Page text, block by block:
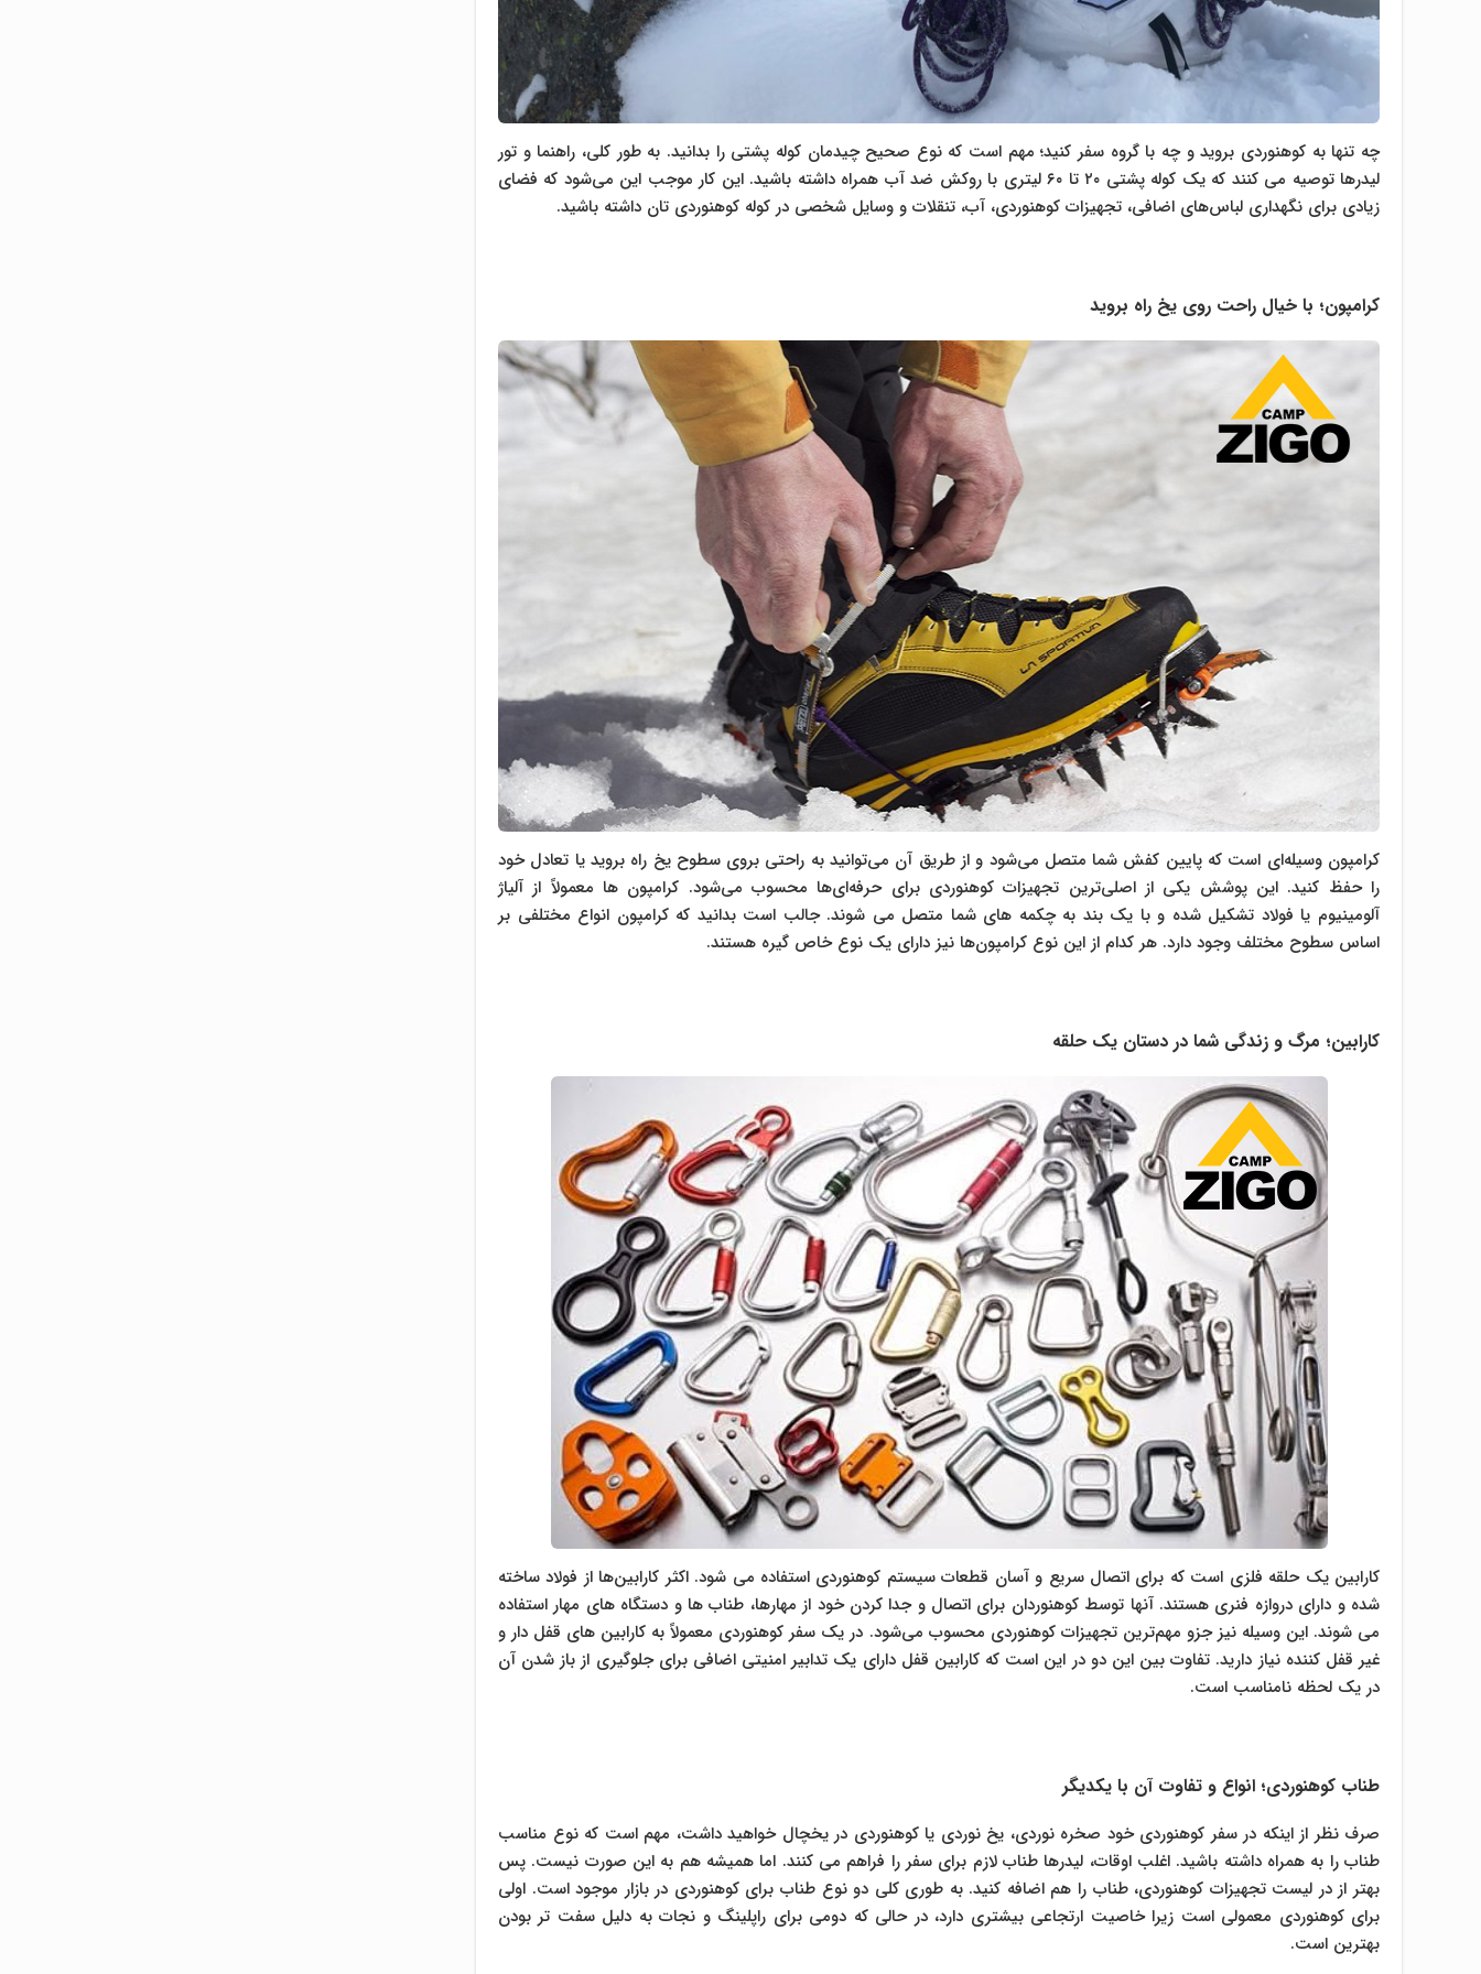
چه تنها به کوهنوردی بروید و چه با گروه سفر کنید؛ مهم است که نوع صحیح چیدمان کوله پشتی را بدانید. به طور کلی، راهنما و تور
لیدرها توصیه می کنند که یک کوله پشتی ۲۰ تا ۶۰ لیتری با روکش ضد آب همراه داشته باشید. این کار موجب این می‌شود که فضای
زیادی برای نگهداری لباس‌های اضافی، تجهیزات کوهنوردی، آب، تنقلات و وسایل شخصی در کوله کوهنوردی تان داشته باشید.
کرامپون؛ با خیال راحت روی یخ راه بروید
کرامپون وسیله‌ای است که پایین کفش شما متصل می‌شود و از طریق آن می‌توانید به راحتی بروی سطوح یخ راه بروید یا تعادل خود
را حفظ کنید. این پوشش یکی از اصلی‌ترین تجهیزات کوهنوردی برای حرفه‌ای‌ها محسوب می‌شود. کرامپون ها معمولاً از آلیاژ
آلومینیوم یا فولاد تشکیل شده و با یک بند به چکمه های شما متصل می شوند. جالب است بدانید که کرامپون انواع مختلفی بر
اساس سطوح مختلف وجود دارد. هر کدام از این نوع کرامپون‌ها نیز دارای یک نوع خاص گیره هستند.
کارابین؛ مرگ و زندگی شما در دستان یک حلقه
کارابین یک حلقه فلزی است که برای اتصال سریع و آسان قطعات سیستم کوهنوردی استفاده می شود. اکثر کارابین‌ها از فولاد ساخته
شده و دارای دروازه فنری هستند. آنها توسط کوهنوردان برای اتصال و جدا کردن خود از مهارها، طناب ها و دستگاه های مهار استفاده
می شوند. این وسیله نیز جزو مهم‌ترین تجهیزات کوهنوردی محسوب می‌شود. در یک سفر کوهنوردی معمولاً به کارابین های قفل دار و
غیر قفل کننده نیاز دارید. تفاوت بین این دو در این است که کارابین قفل دارای یک تدابیر امنیتی اضافی برای جلوگیری از باز شدن آن
در یک لحظه نامناسب است.
طناب کوهنوردی؛ انواع و تفاوت آن با یکدیگر
صرف نظر از اینکه در سفر کوهنوردی خود صخره نوردی، یخ نوردی یا کوهنوردی در یخچال خواهید داشت، مهم است که نوع مناسب
طناب را به همراه داشته باشید. اغلب اوقات، لیدرها طناب لازم برای سفر را فراهم می کنند. اما همیشه هم به این صورت نیست. پس
بهتر از در لیست تجهیزات کوهنوردی، طناب را هم اضافه کنید. به طوری کلی دو نوع طناب برای کوهنوردی در بازار موجود است. اولی
برای کوهنوردی معمولی است زیرا خاصیت ارتجاعی بیشتری دارد، در حالی که دومی برای راپلینگ و نجات به دلیل سفت تر بودن
بهترین است.